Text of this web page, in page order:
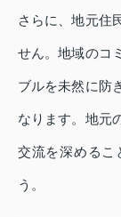
さらに、地元住
せん。地域のコ
ブルを未然に防
なります。地元
交流を深めるこ
う。